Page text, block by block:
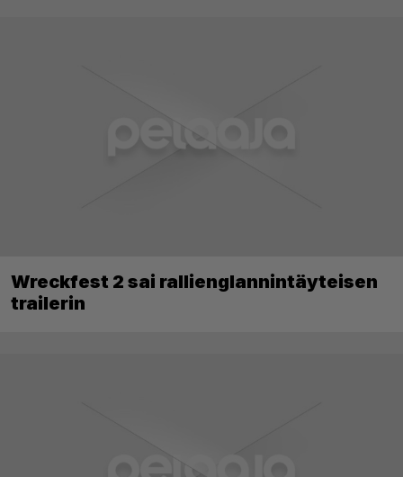
Wreckfest 2 sai rallienglannintäyteisen
trailerin